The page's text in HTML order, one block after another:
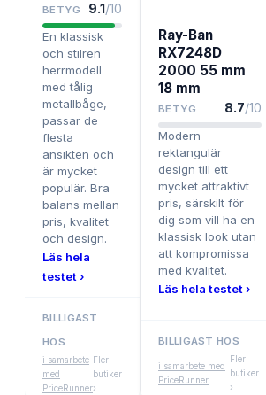
BETYG 9.1/10
En klassisk
och stilren
herrmodell
med tålig
metallbåge,
passar de
flesta
ansikten och
är mycket
populär. Bra
balans mellan
pris, kvalitet
och design.
Läs hela
testet ›
BILLIGAST
HOS
i samarbete
med
PriceRunner
Fler
butiker
›
Ray-Ban
RX7248D
2000 55 mm
18 mm
BETYG 8.7/10
Modern
rektangulär
design till ett
mycket attraktivt
pris, särskilt för
dig som vill ha en
klassisk look utan
att kompromissa
med kvalitet.
Läs hela testet ›
BILLIGAST HOS
i samarbete med
PriceRunner
Fler
butiker
›